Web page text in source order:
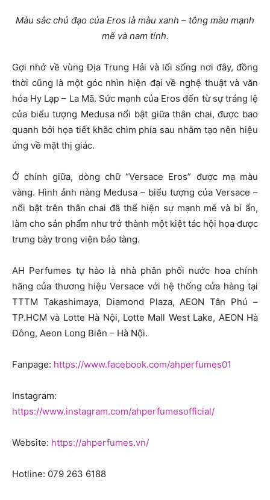
Màu sắc chủ đạo của Eros là màu xanh – tông màu mạnh
mẽ và nam tính.
Gợi nhớ về vùng Địa Trung Hải và lối sống nơi đây, đồng
thời cũng là một góc nhìn hiện đại về nghệ thuật và văn
hóa Hy Lạp – La Mã. Sức mạnh của Eros đến từ sự tráng lệ
của biểu tượng Medusa nổi bật giữa thân chai, được bao
quanh bởi họa tiết khắc chìm phía sau nhằm tạo nên hiệu
ứng về mặt thị giác.
Ở chính giữa, dòng chữ “Versace Eros” được mạ màu
vàng. Hình ảnh nàng Medusa – biểu tượng của Versace –
nổi bật trên thân chai đã thể hiện sự mạnh mẽ và bí ẩn,
làm cho sản phẩm như trở thành một kiệt tác hội họa được
trưng bày trong viện bảo tàng.
AH Perfumes tự hào là nhà phân phối nước hoa chính
hãng của thương hiệu Versace với hệ thống cửa hàng tại
TTTM Takashimaya, Diamond Plaza, AEON Tân Phú –
TP.HCM và Lotte Hà Nội, Lotte Mall West Lake, AEON Hà
Đông, Aeon Long Biên – Hà Nội.
Fanpage: https://www.facebook.com/ahperfumes01
Instagram:
https://www.instagram.com/ahperfumesofficial/
Website: https://ahperfumes.vn/
Hotline: 079 263 6188